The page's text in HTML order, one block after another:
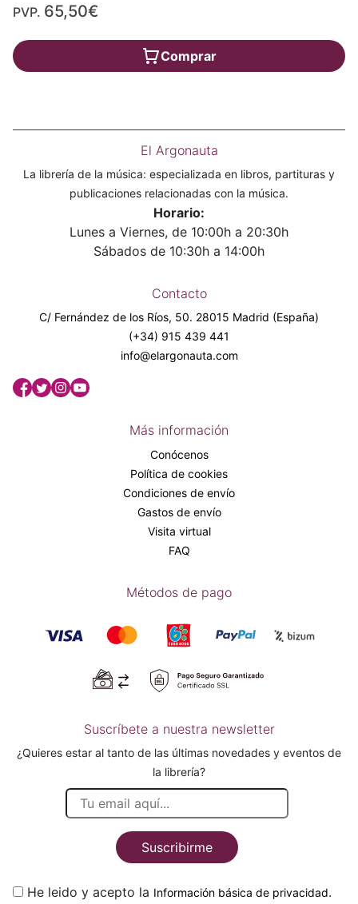
PVP. 65,50€
Comprar
El Argonauta
La librería de la música: especializada en libros, partituras y
publicaciones relacionadas con la música.
Horario:
Lunes a Viernes, de 10:00h a 20:30h
Sábados de 10:30h a 14:00h
Contacto
C/ Fernández de los Ríos, 50. 28015 Madrid (España)
(+34) 915 439 441
info@elargonauta.com
Más información
Conócenos
Política de cookies
Condiciones de envío
Gastos de envío
Visita virtual
FAQ
Métodos de pago
Suscríbete a nuestra newsletter
¿Quieres estar al tanto de las últimas novedades y eventos de
la librería?
Suscribirme
He leido y acepto la Información básica de privacidad.